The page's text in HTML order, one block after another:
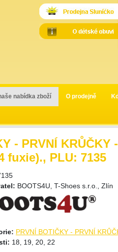
nabídka zboží O prodejně
- PRVNÍ
fuxie)., PLU: 7135
BOOTS4U, T-Shoes s.r.o., Zlín
PRVNÍ BOTIČKY - PRVNÍ
18, 19, 20, 22